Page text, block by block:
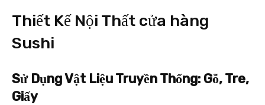
Thiết Kế Nội Thất cửa hàng
Sushi
Sử Dụng Vật Liệu Truyền Thống: Gỗ, Tre,
Giấy